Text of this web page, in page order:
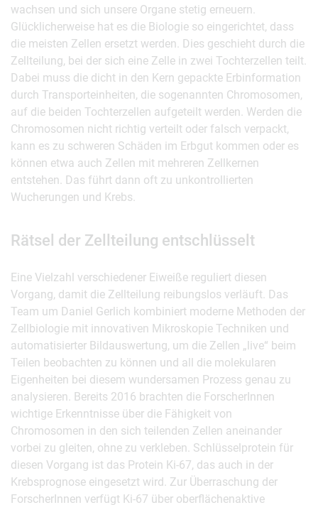
wachsen und sich unsere Organe stetig erneuern.
Glücklicherweise hat es die Biologie so eingerichtet, dass
die meisten Zellen ersetzt werden. Dies geschieht durch die
Zellteilung, bei der sich eine Zelle in zwei Tochterzellen teilt.
Dabei muss die dicht in den Kern gepackte Erbinformation
durch Transporteinheiten, die sogenannten Chromosomen,
auf die beiden Tochterzellen aufgeteilt werden. Werden die
Chromosomen nicht richtig verteilt oder falsch verpackt,
kann es zu schweren Schäden im Erbgut kommen oder es
können etwa auch Zellen mit mehreren Zellkernen
entstehen. Das führt dann oft zu unkontrollierten
Wucherungen und Krebs.
Rätsel der Zellteilung entschlüsselt
Eine Vielzahl verschiedener Eiweiße reguliert diesen
Vorgang, damit die Zellteilung reibungslos verläuft. Das
Team um Daniel Gerlich kombiniert moderne Methoden der
Zellbiologie mit innovativen Mikroskopie Techniken und
automatisierter Bildauswertung, um die Zellen „live“ beim
Teilen beobachten zu können und all die molekularen
Eigenheiten bei diesem wundersamen Prozess genau zu
analysieren. Bereits 2016 brachten die ForscherInnen
wichtige Erkenntnisse über die Fähigkeit von
Chromosomen in den sich teilenden Zellen aneinander
vorbei zu gleiten, ohne zu verkleben. Schlüsselprotein für
diesen Vorgang ist das Protein Ki-67, das auch in der
Krebsprognose eingesetzt wird. Zur Überraschung der
ForscherInnen verfügt Ki-67 über oberflächenaktive